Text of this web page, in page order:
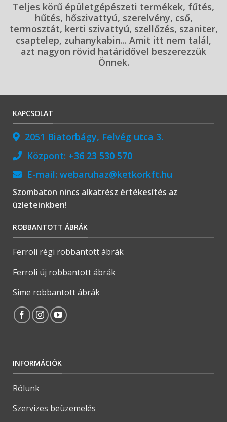
Teljes körű épületgépészeti termékek, fűtés,
hűtés, hőszivattyú, szerelvény, cső,
termosztát, kerti szivattyú, szellőzés, szaniter,
csaptelep, zuhanykabin... Amit itt nem talál,
azt nagyon rövid határidővel beszerezzük
Önnek.
KAPCSOLAT
2051 Biatorbágy, Felvég utca 3.
Központ: +36 23 530 570
E-mail: webaruhaz@ketkorkft.hu
Szombaton nincs alkatrész értékesítés az
üzleteinkben!
ROBBANTOTT ÁBRÁK
Ferroli régi robbantott ábrák
Ferroli új robbantott ábrák
Sime robbantott ábrák
INFORMÁCIÓK
Rólunk
Szervizes beüzemelés